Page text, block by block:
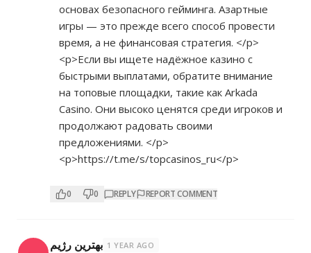
основах безопасного гейминга. Азартные
игры — это прежде всего способ провести
время, а не финансовая стратегия. </p>
<p>Если вы ищете надёжное казино с
быстрыми выплатами, обратите внимание
на топовые площадки, такие как Arkada
Casino. Они высоко ценятся среди игроков и
продолжают радовать своими
предложениями. </p>
<p>https://t.me/s/topcasinos_ru</p>
0 0 REPLY REPORT COMMENT
بهترین رژیم 1 YEAR AGO